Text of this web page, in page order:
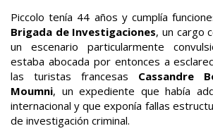
Piccolo tenía 44 años y cumplía
Brigada de Investigaciones, un cargo
un escenario particularmente
estaba abocada por entonces a
las turistas francesas Cassandre
Moumni, un expediente que había
internacional y que exponía fallas
de investigación criminal.